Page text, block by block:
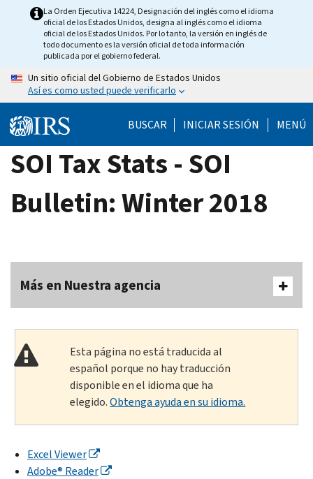
La Orden Ejecutiva 14224, Designación del inglés como el idioma
oficial de los Estados Unidos, designa al inglés como el idioma
oficial de los Estados Unidos. Por lo tanto, la versión en inglés de
todo documento es la versión oficial de toda información
publicada por el gobierno federal.
Un sitio oficial del Gobierno de Estados Unidos
Así es como usted puede verificarlo
BUSCAR INICIAR SESIÓN MENÚ
SOI Tax Stats - SOI
Bulletin: Winter 2018
Más en Nuestra agencia
Esta página no está traducida al
español porque no hay traducción
disponible en el idioma que ha
elegido.Obtenga ayuda en su idioma.
Excel Viewer
Adobe® Reader